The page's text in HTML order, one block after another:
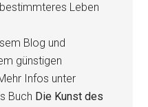
Leben
Blog und
günstigen
Infos unter
Buch Die Kunst des